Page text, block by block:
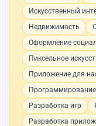
Искусственный
Недвижимость
Оформление
Пиксельное
Приложение для
Программирование
Разработка игр
Разработка